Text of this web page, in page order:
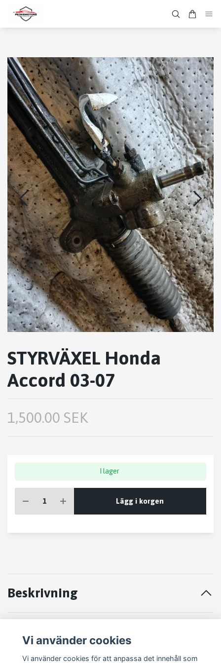
STYRVÄXEL Honda
Accord 03-07
1,500.00 SEK
I lager
Lägg i korgen
Beskrivning
Vi använder cookies
Vi använder cookies för att anpassa det innehåll som